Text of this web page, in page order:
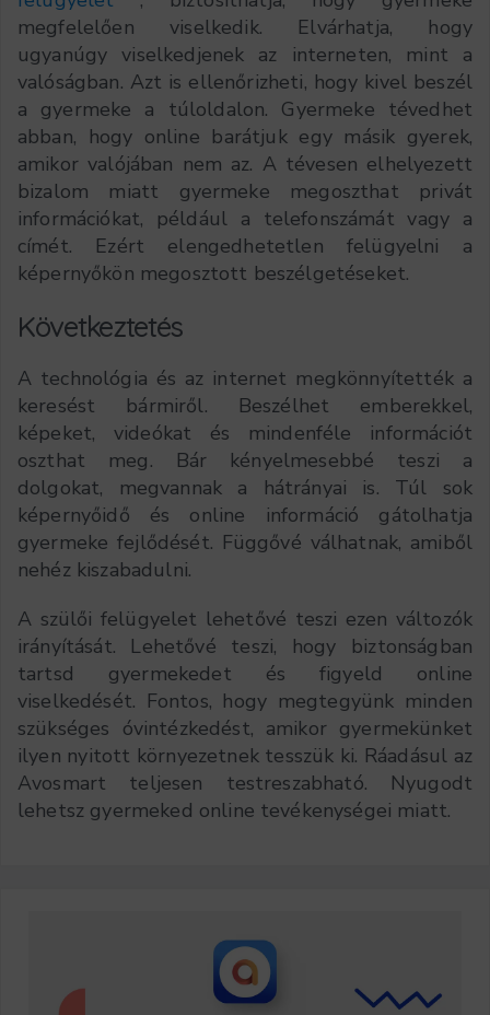
megfelelően viselkedik. Elvárhatja, hogy
ugyanúgy viselkedjenek az interneten, mint a
valóságban. Azt is ellenőrizheti, hogy kivel beszél
a gyermeke a túloldalon. Gyermeke tévedhet
abban, hogy online barátjuk egy másik gyerek,
amikor valójában nem az. A tévesen elhelyezett
bizalom miatt gyermeke megoszthat privát
információkat, például a telefonszámát vagy a
címét. Ezért elengedhetetlen felügyelni a
képernyőkön megosztott beszélgetéseket.
Következtetés
A technológia és az internet megkönnyítették a
keresést bármiről. Beszélhet emberekkel,
képeket, videókat és mindenféle információt
oszthat meg. Bár kényelmesebbé teszi a
dolgokat, megvannak a hátrányai is. Túl sok
képernyőidő és online információ gátolhatja
gyermeke fejlődését. Függővé válhatnak, amiből
nehéz kiszabadulni.
A szülői felügyelet lehetővé teszi ezen változók
irányítását. Lehetővé teszi, hogy biztonságban
tartsd gyermekedet és figyeld online
viselkedését. Fontos, hogy megtegyünk minden
szükséges óvintézkedést, amikor gyermekünket
ilyen nyitott környezetnek tesszük ki. Ráadásul az
Avosmart teljesen testreszabható. Nyugodt
lehetsz gyermeked online tevékenységei miatt.